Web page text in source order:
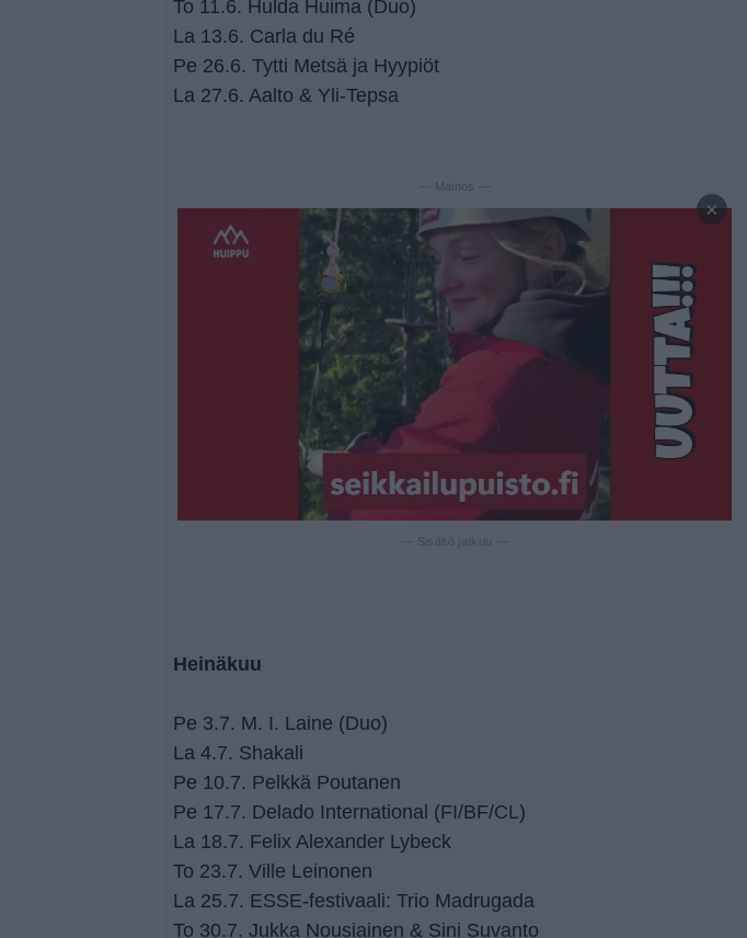
To 11.6. Hulda Huima (Duo)
La 13.6. Carla du Ré
Pe 26.6. Tytti Metsä ja Hyypiöt
La 27.6. Aalto & Yli-Tepsa
×
Heinäkuu
Pe 3.7. M. I. Laine (Duo)
La 4.7. Shakali
Pe 10.7. Pelkkä Poutanen
Pe 17.7. Delado International (FI/BF/CL)
La 18.7. Felix Alexander Lybeck
To 23.7. Ville Leinonen
La 25.7. ESSE-festivaali: Trio Madrugada
To 30.7. Jukka Nousiainen & Sini Suvanto